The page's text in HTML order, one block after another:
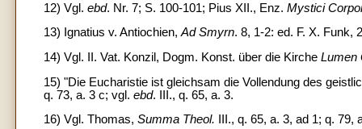
12) Vgl. ebd. Nr. 7; S. 100-101; Pius XII., Enz. Mystici
13) Ignatius v. Antiochien,Ad Smyrn. 8, 1-2: ed. F. X. Funk,
14) Vgl. II. Vat. Konzil, Dogm. Konst. über die Kirche Lumen
15) "Die Eucharistie ist gleichsam die Vollendung des
q. 73, a. 3 c; vgl. ebd. III., q. 65, a. 3.
16) Vgl. Thomas, Summa Theol. III., q. 65, a. 3, ad 1; q. 79,